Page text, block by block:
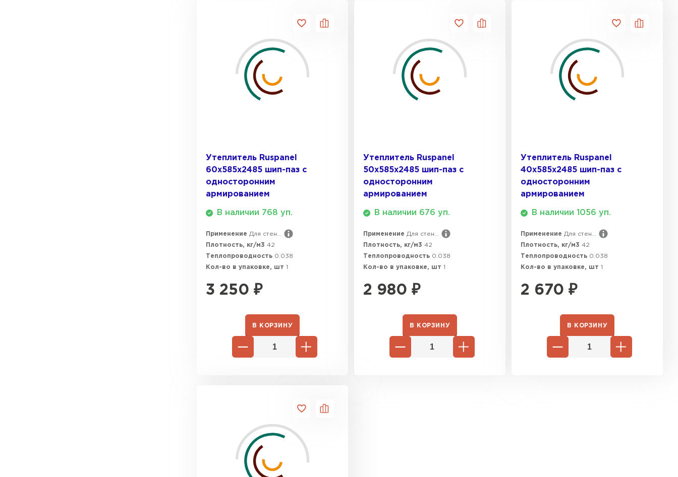
Утеплитель Ruspanel
60х585х2485 шип-паз с
односторонним
армированием
В наличии 768 уп.
Применение Для стен...
Плотность, кг/м3 42
Теплопроводность 0.038
Кол-во в упаковке, шт 1
3 250 ₽
В КОРЗИНУ
Утеплитель Ruspanel
50х585х2485 шип-паз с
односторонним
армированием
В наличии 676 уп.
Применение Для стен...
Плотность, кг/м3 42
Теплопроводность 0.038
Кол-во в упаковке, шт 1
2 980 ₽
В КОРЗИНУ
Утеплитель Ruspanel
40х585х2485 шип-паз с
односторонним
армированием
В наличии 1056 уп.
Применение Для стен...
Плотность, кг/м3 42
Теплопроводность 0.038
Кол-во в упаковке, шт 1
2 670 ₽
В КОРЗИНУ